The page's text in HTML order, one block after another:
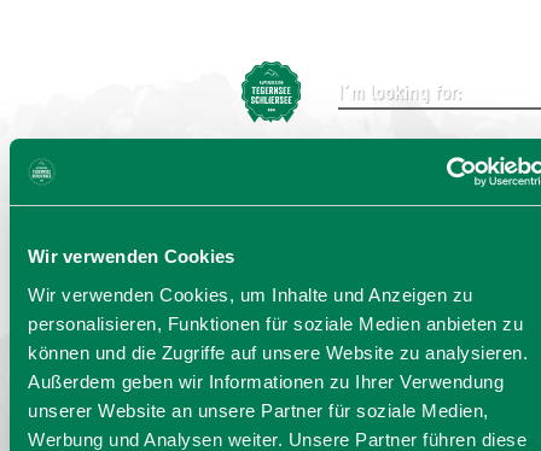
Wir verwenden Cookies
Wir verwenden Cookies, um Inhalte und Anzeigen zu
personalisieren, Funktionen für soziale Medien anbieten zu
können und die Zugriffe auf unsere Website zu analysieren.
Außerdem geben wir Informationen zu Ihrer Verwendung
unserer Website an unsere Partner für soziale Medien,
Werbung und Analysen weiter. Unsere Partner führen diese
Bayern - traditionell anders
Send